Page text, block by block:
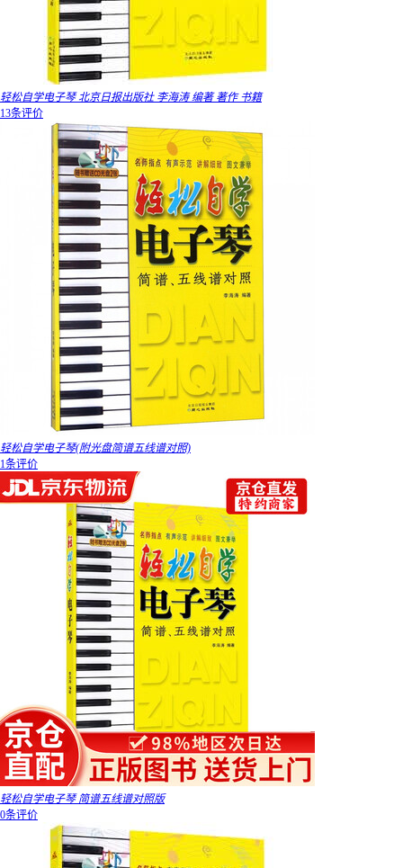
轻松自学电子琴 北京日报出版社 李海涛 编著 著作 书籍
13条评价
轻松自学电子琴(附光盘简谱五线谱对照)
1条评价
轻松自学电子琴 简谱五线谱对照版
0条评价